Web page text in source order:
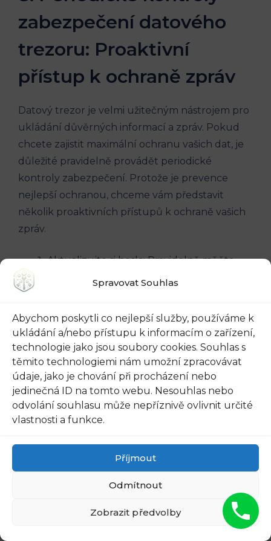
Spravovat Souhlas
Abychom poskytli co nejlepší služby, používáme k
ukládání a/nebo přístupu k informacím o zařízení,
technologie jako jsou soubory cookies. Souhlas s
těmito technologiemi nám umožní zpracovávat
údaje, jako je chování při procházení nebo
jedinečná ID na tomto webu. Nesouhlas nebo
odvolání souhlasu může nepříznivě ovlivnit určité
vlastnosti a funkce.
Příjmout
Odmítnout
Zobrazit předvolby
zabezpečení datového
trezoru: Proaktivní
přístup k ochraně zpráv
Datový trezor je velmi užitečným nástrojem pro
ukládání důvěrných informací a zpráv. Pokud
chcete zajistit maximální ochranu vašich dat, je
důležité pravidelně provádět periodické
kontroly zabezpečení. Protože je prevence
nejlepší ochranou, chceme vám představit
několik proaktivních přístupů k ochraně vašich
zpráv.
Aktualizujte si hesla: Pravidelně měňte
hesla k vašemu datovému trezoru i
hesla obsahující kombinaci velkých a
malých písmen, čísel a speciálních znaků.
Nepoužívejte stejné heslo pro více účtů,
abyste minimalizovali riziko úniku dat.
Zajistěte zabezpečené připojení: Při
přístupu ke svému datovému trezoru se
připojení pomocí protokolu HTTPS. Tím
zajistíte, že veškerá komunikace mezi vámi
Pravidelně zálohujte svá data: Chcete-li